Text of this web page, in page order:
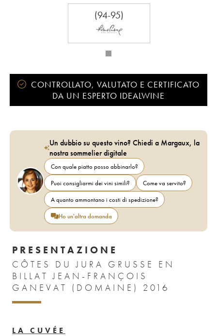
(94-95)
CONTROLLATO, VALUTATO E CERTIFICATO
DA UN ESPERTO IDEALWINE
Un dubbio su questo vino? Chiedi a Margaux, la
nostra sommelier digitale
Con quale piatto posso abbinarlo?
Puoi consigliarmi dei vini simili?
Come va servito?
A quanto ammontano i costi di spedizione?
Ho un'altra domanda
PRESENTAZIONE
CÔTES DU JURA GRUSSE EN
BILLAT JEAN-FRANÇOIS
GANEVAT (DOMAINE) 2016
LA CUVÉE